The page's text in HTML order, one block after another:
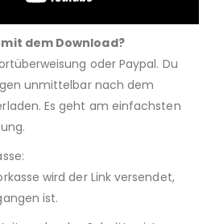
dem Download?
oder Paypal. Du
unmittelbar nach dem
Es geht am einfachsten
wird der Link versendet,
ist.